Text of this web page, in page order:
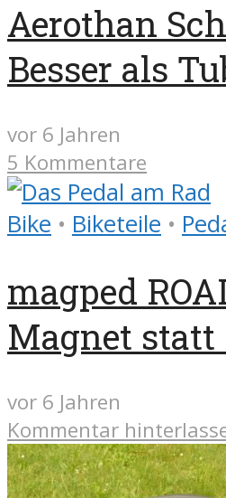
Aerothan
Besser als
vor 6 Jahren
5 Kommentare
Bike • Biketeile •
magped
Magnet
vor 6 Jahren
Kommentar